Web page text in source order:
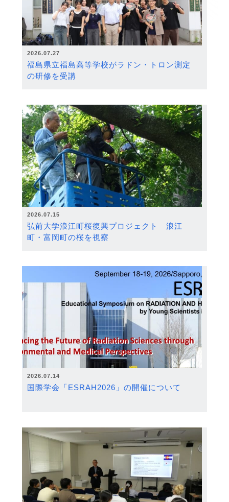
2026.07.27
福島県立福島高等学校がラドン・トロン測定
の研修を受講
2026.07.15
弘前大学浪江町桜復興プロジェクト 浪江
町・富岡町の桜を視察
2026.07.14
国際学会「ESRAH2026」の開催について